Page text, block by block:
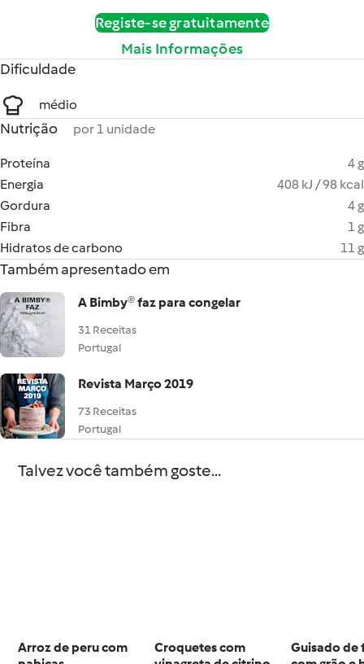
Registe-se gratuitamente
Mais Informações
Dificuldade
médio
Nutrição por 1 unidade
Proteína
4 g
Energia
408 kJ / 98 kcal
Gordura
4 g
Fibra
1 g
Hidratos de carbono
11 g
Também apresentado em
A Bimby® faz para congelar
31 Receitas
Portugal
Revista Março 2019
73 Receitas
Portugal
Talvez você também goste...
Arroz de peru com
Croquetes com
Guisado de